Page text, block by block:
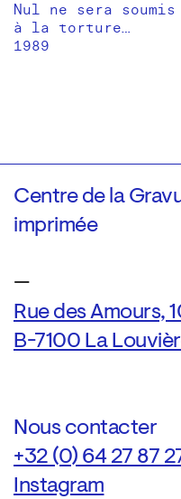
Nul ne sera soumis
à la torture…
1989
Centre de la
imprimée
—
Rue des Amours,
B-7100 La
Nous contacter
+32 (0) 64 27 87
Instagram